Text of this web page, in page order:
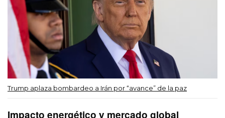
Trump aplaza bombardeo a Irán por “avance” de la paz
Impacto energético y mercado global